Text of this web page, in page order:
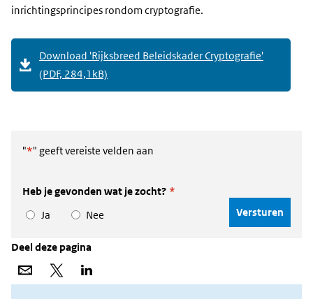
inrichtingsprincipes rondom cryptografie.
Download 'Rijksbreed Beleidskader Cryptografie'
(PDF, 284,1kB)
"*" geeft vereiste velden aan
Heb je gevonden wat je zocht? *
Ja
Nee
Deel deze pagina
Deel
e-
Deel
X
LinkedIn